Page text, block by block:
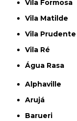
Vila Formosa
Vila Matilde
Vila Prudente
Vila Ré
Água Rasa
Alphaville
Arujá
Barueri